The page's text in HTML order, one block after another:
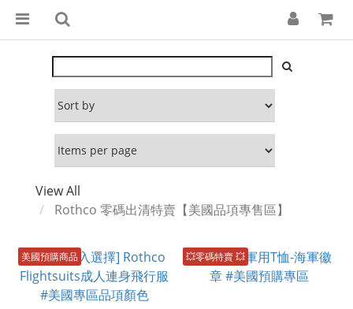
View All
Rothco 零碼出清特賣【美國品項專售區】
美國預購商品 💥零碼特賣 💥